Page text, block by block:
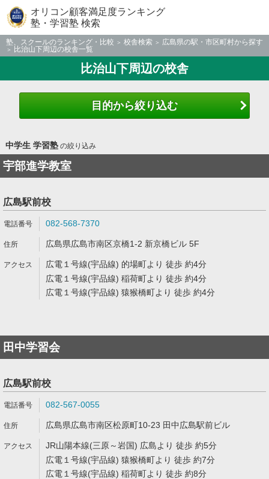
オリコン顧客満足度ランキング
塾・学習塾 検索
塾、スクールのランキング・比較 校舎検索
広島県の駅・市区町村から探す
比治山下周辺の校舎一覧
比治山下周辺の校舎
目的から絞り込む
中学生 学習塾の絞り込み
宇部進学教室
広島駅前校
082-568-7370
広島県広島市南区京橋1-2 新京橋ビル 5F
広電１号線(宇品線) 的場町より 徒歩 約4分
広電１号線(宇品線) 稲荷町より 徒歩 約4分
広電１号線(宇品線) 猿猴橋町より 徒歩 約4分
田中学習会
広島駅前校
082-567-0055
広島県広島市南区松原町10-23 田中広島駅前ビル
JR山陽本線(三原～岩国) 広島より 徒歩 約5分
広電１号線(宇品線) 猿猴橋町より 徒歩 約7分
広電１号線(宇品線) 稲荷町より 徒歩 約8分